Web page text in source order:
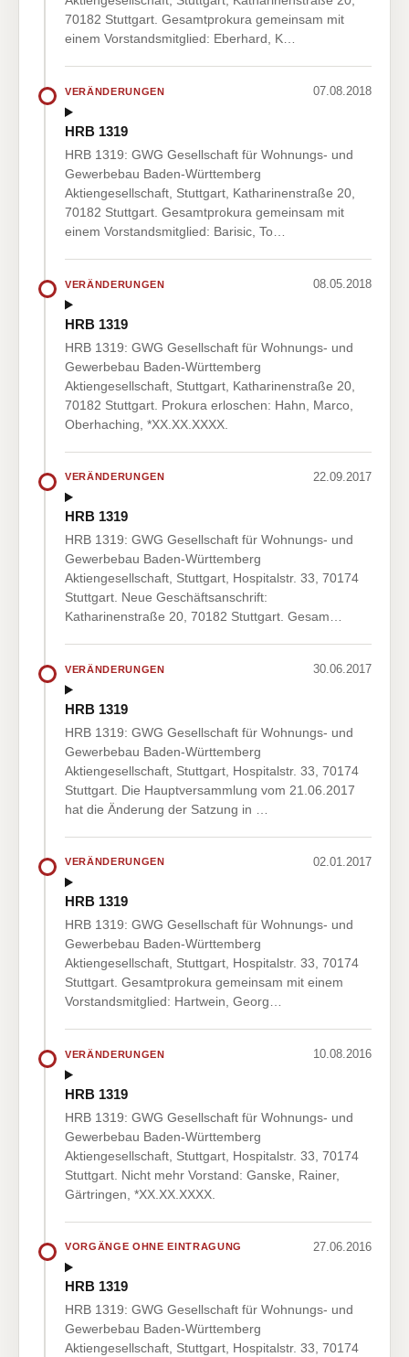
70182 Stuttgart. Gesamtprokura gemeinsam mit
einem Vorstandsmitglied: Eberhard, K…
VERÄNDERUNGEN 07.08.2018
HRB 1319
HRB 1319: GWG Gesellschaft für Wohnungs- und
Gewerbebau Baden-Württemberg
Aktiengesellschaft, Stuttgart, Katharinenstraße 20,
70182 Stuttgart. Gesamtprokura gemeinsam mit
einem Vorstandsmitglied: Barisic, To…
VERÄNDERUNGEN 08.05.2018
HRB 1319
HRB 1319: GWG Gesellschaft für Wohnungs- und
Gewerbebau Baden-Württemberg
Aktiengesellschaft, Stuttgart, Katharinenstraße 20,
70182 Stuttgart. Prokura erloschen: Hahn, Marco,
Oberhaching, *XX.XX.XXXX.
VERÄNDERUNGEN 22.09.2017
HRB 1319
HRB 1319: GWG Gesellschaft für Wohnungs- und
Gewerbebau Baden-Württemberg
Aktiengesellschaft, Stuttgart, Hospitalstr. 33, 70174
Stuttgart. Neue Geschäftsanschrift:
Katharinenstraße 20, 70182 Stuttgart. Gesam…
VERÄNDERUNGEN 30.06.2017
HRB 1319
HRB 1319: GWG Gesellschaft für Wohnungs- und
Gewerbebau Baden-Württemberg
Aktiengesellschaft, Stuttgart, Hospitalstr. 33, 70174
Stuttgart. Die Hauptversammlung vom 21.06.2017
hat die Änderung der Satzung in …
VERÄNDERUNGEN 02.01.2017
HRB 1319
HRB 1319: GWG Gesellschaft für Wohnungs- und
Gewerbebau Baden-Württemberg
Aktiengesellschaft, Stuttgart, Hospitalstr. 33, 70174
Stuttgart. Gesamtprokura gemeinsam mit einem
Vorstandsmitglied: Hartwein, Georg…
VERÄNDERUNGEN 10.08.2016
HRB 1319
HRB 1319: GWG Gesellschaft für Wohnungs- und
Gewerbebau Baden-Württemberg
Aktiengesellschaft, Stuttgart, Hospitalstr. 33, 70174
Stuttgart. Nicht mehr Vorstand: Ganske, Rainer,
Gärtringen, *XX.XX.XXXX.
VORGÄNGE OHNE EINTRAGUNG 27.06.2016
HRB 1319
HRB 1319: GWG Gesellschaft für Wohnungs- und
Gewerbebau Baden-Württemberg
Aktiengesellschaft, Stuttgart, Hospitalstr. 33, 70174